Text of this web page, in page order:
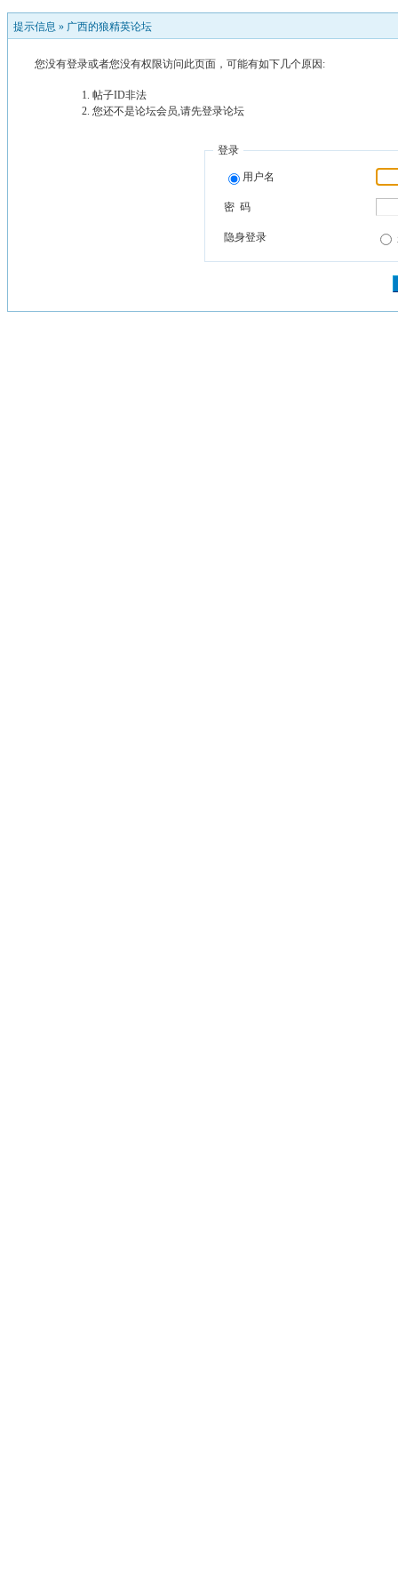
提示信息 » 广西的狼精英论坛
您没有登录或者您没有权限访问此页面，可能有如下几个原因:
帖子ID非法
您还不是论坛会员,请先登录论坛
登录
用户名
密 码
隐身登录